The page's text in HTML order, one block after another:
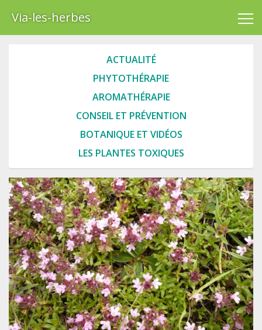
Via-les-herbes
ACTUALITÉ
PHYTOTHÉRAPIE
AROMATHÉRAPIE
CONSEIL ET PRÉVENTION
BOTANIQUE ET VIDÉOS
LES PLANTES TOXIQUES